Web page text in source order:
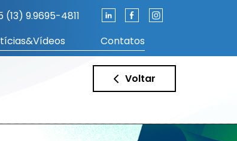
(13) 9.9695-4811
Contatos
Voltar